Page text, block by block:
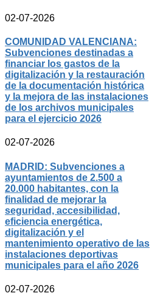
02-07-2026
COMUNIDAD VALENCIANA:
Subvenciones destinadas a
financiar los gastos de la
digitalización y la restauración
de la documentación histórica
y la mejora de las instalaciones
de los archivos municipales
para el ejercicio 2026
02-07-2026
MADRID: Subvenciones a
ayuntamientos de 2.500 a
20.000 habitantes, con la
finalidad de mejorar la
seguridad, accesibilidad,
eficiencia energética,
digitalización y el
mantenimiento operativo de las
instalaciones deportivas
municipales para el año 2026
02-07-2026